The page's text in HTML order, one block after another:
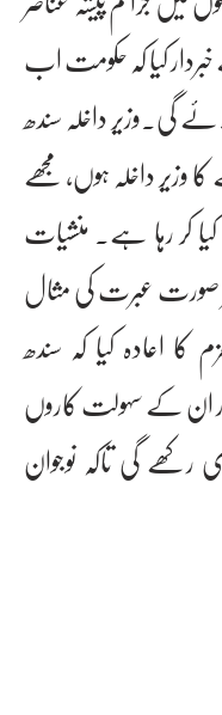
کیا کہ حکومت اب
گی۔وزیر داخلہ سندھ
وزیر داخلہ ہوں، مجھے
کر رہا ہے۔ منشیات
صورت عبرت کی مثال
اعادہ کیا کہ سندھ
ان کے سہولت کاروں
گی تاکہ نوجوان